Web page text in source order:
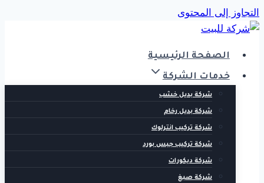
التجاوز إلى المحتوى
الصفحة الرئيسية
خدمات الشركة
شركة بديل خشب
شركة بديل رخام
شركة تركيب انترلوك
شركة تركيب جبس بورد
شركة ديكورات
شركة صبغ